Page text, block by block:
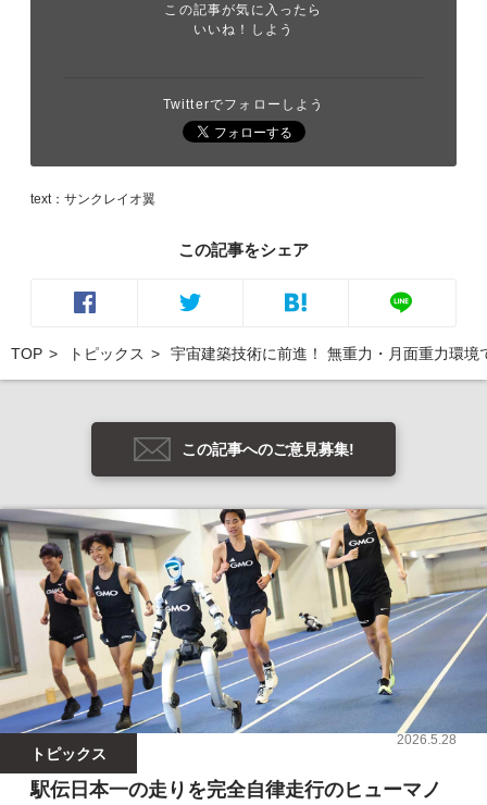
この記事が気に入ったら
いいね！しよう
Twitterでフォローしよう
text：サンクレイオ翼
この記事をシェア
TOP トピックス 宇宙建築技術に前進！ 無重力・月面重力環境
この記事へのご意見募集!
トピックス
2026.5.28
駅伝日本一の走りを完全自律走行のヒューマノ